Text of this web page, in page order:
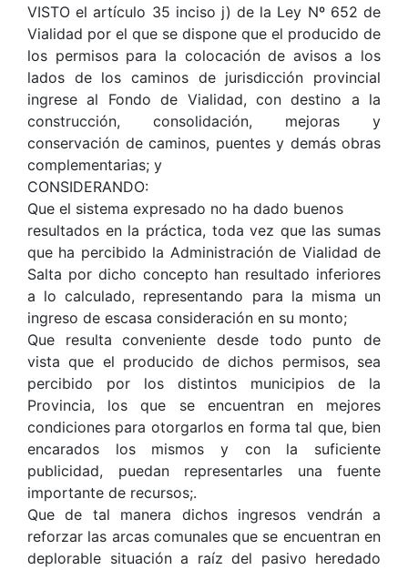
VISTO el artículo 35 inciso j) de la Ley Nº 652 de
Vialidad por el que se dispone que el producido de
los permisos para la colocación de avisos a los
lados de los caminos de jurisdicción provincial
ingrese al Fondo de Vialidad, con destino a la
construcción, consolidación, mejoras y
conservación de caminos, puentes y demás obras
complementarias; y
CONSIDERANDO:
Que el sistema expresado no ha dado buenos
resultados en la práctica, toda vez que las sumas
que ha percibido la Administración de Vialidad de
Salta por dicho concepto han resultado inferiores
a lo calculado, representando para la misma un
ingreso de escasa consideración en su monto;
Que resulta conveniente desde todo punto de
vista que el producido de dichos permisos, sea
percibido por los distintos municipios de la
Provincia, los que se encuentran en mejores
condiciones para otorgarlos en forma tal que, bien
encarados los mismos y con la suficiente
publicidad, puedan representarles una fuente
importante de recursos;.
Que de tal manera dichos ingresos vendrán a
reforzar las arcas comunales que se encuentran en
deplorable situación a raíz del pasivo heredado